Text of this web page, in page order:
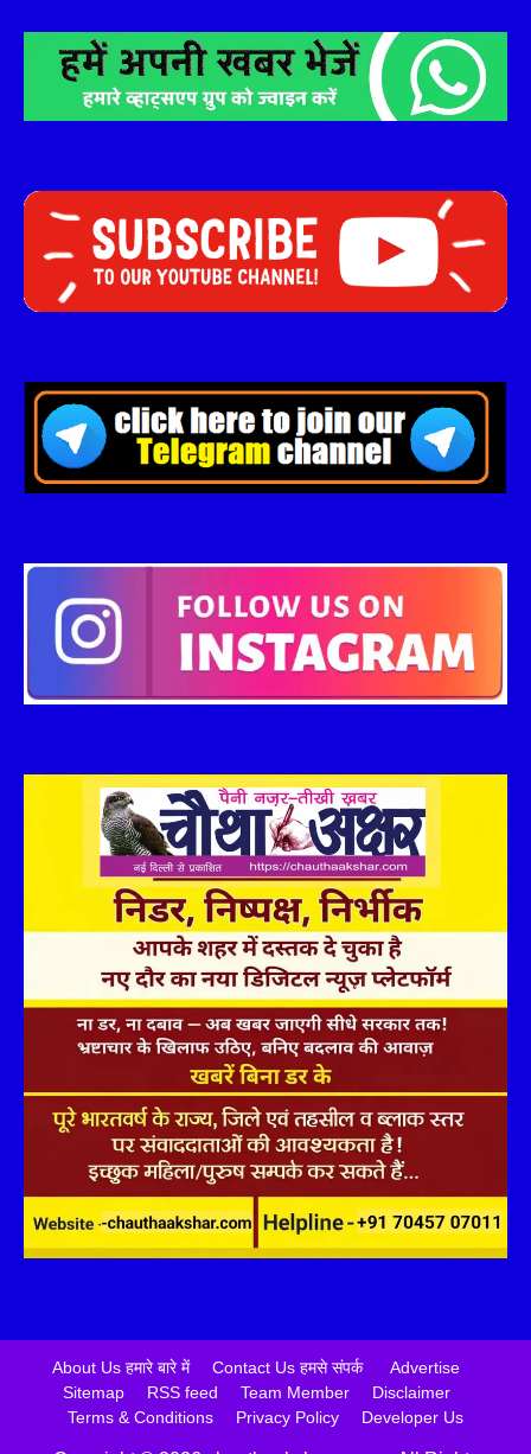
About Us हमारे बारे में Contact Us हमसे संपर्क
Advertise
Sitemap
RSS feed Team Member
Disclaimer
Terms & Conditions
Privacy Policy Developer Us